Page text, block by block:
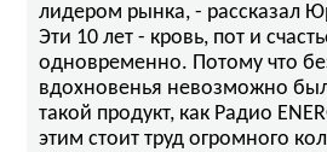
лидером рынка, - рассказал
Эти 10 лет - кровь, пот и
одновременно. Потому что
вдохновенья невозможно
такой продукт, как Радио
этим стоит труд огромного